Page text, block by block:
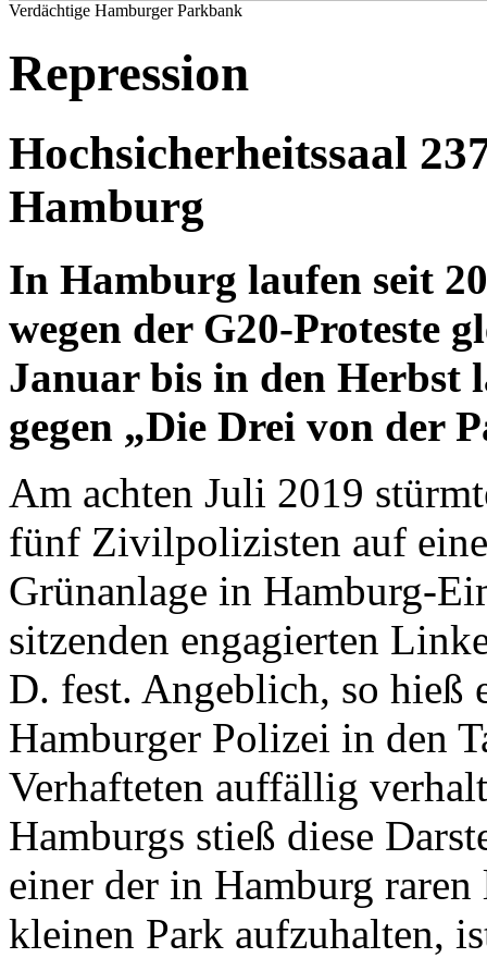
Verdächtige Hamburger Parkbank
Repression
Hochsicherheitssaal
Hamburg
In Hamburg laufen seit
wegen der G20-Proteste
Januar bis in den Herbst
gegen „Die Drei von der
Am achten Juli 2019
fünf Zivilpolizisten auf
Grünanlage in Hamburg-
sitzenden engagierten
D. fest. Angeblich, so hieß
Hamburger Polizei in den
Verhafteten auffällig
Hamburgs stieß diese
einer der in Hamburg
kleinen Park aufzuhalten,